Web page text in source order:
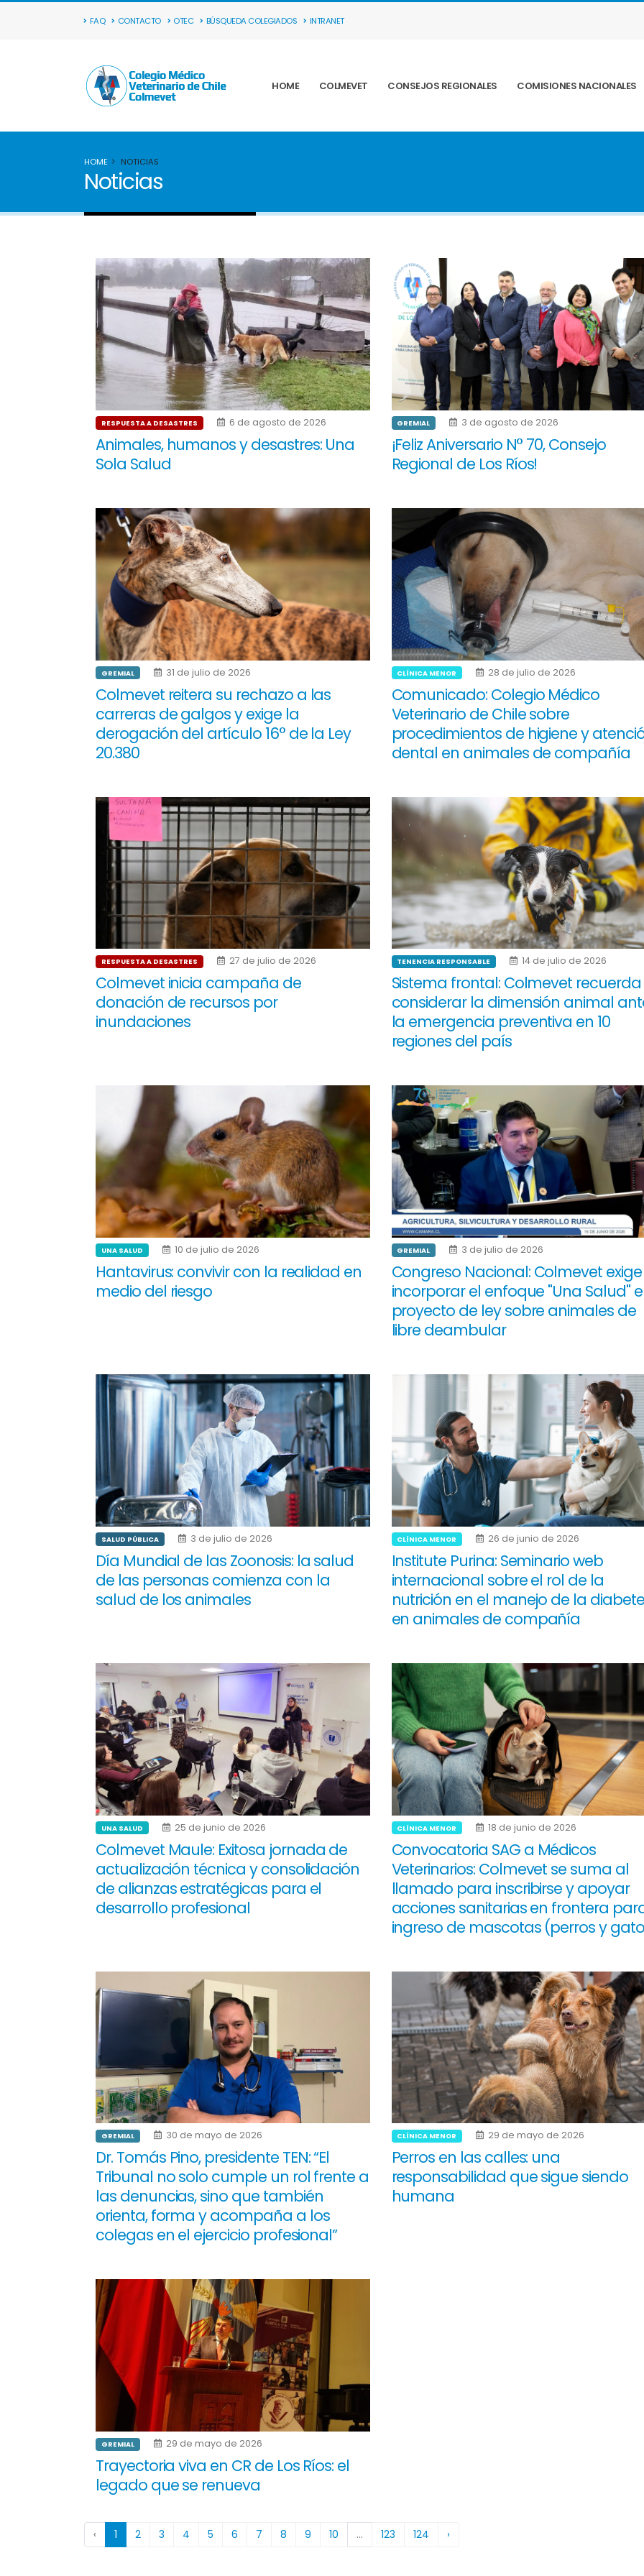
FAQ CONTACTO OTEC BÚSQUEDA COLEGIADOS INTRANET
HOME COLMEVET CONSEJOS REGIONALES COMISIONES NACIONALES
HOME NOTICIAS
Noticias
RESPUESTA A DESASTRES 6 de agosto de 2026
Animales, humanos y desastres: Una
Sola Salud
GREMIAL 3 de agosto de 2026
¡Feliz Aniversario N° 70, Consejo
Regional de Los Ríos!
GREMIAL 31 de julio de 2026
Colmevet reitera su rechazo a las
carreras de galgos y exige la
derogación del artículo 16° de la Ley
20.380
CLÍNICA MENOR 28 de julio de 2026
Comunicado: Colegio Médico
Veterinario de Chile sobre
procedimientos de higiene y
dental en animales de compañía
RESPUESTA A DESASTRES 27 de julio de 2026
Colmevet inicia campaña de
donación de recursos por
inundaciones
TENENCIA RESPONSABLE 14 de julio de 2026
Sistema frontal: Colmevet recuerda
considerar la dimensión animal
la emergencia preventiva en 10
regiones del país
UNA SALUD 10 de julio de 2026
Hantavirus: convivir con la realidad en
medio del riesgo
GREMIAL 3 de julio de 2026
Congreso Nacional: Colmevet exige
incorporar el enfoque "Una Salud"
proyecto de ley sobre animales de
libre deambular
SALUD PÚBLICA 3 de julio de 2026
Día Mundial de las Zoonosis: la salud
de las personas comienza con la
salud de los animales
CLÍNICA MENOR 26 de junio de 2026
Institute Purina: Seminario web
internacional sobre el rol de la
nutrición en el manejo de la
en animales de compañía
UNA SALUD 25 de junio de 2026
Colmevet Maule: Exitosa jornada de
actualización técnica y consolidación
de alianzas estratégicas para el
desarrollo profesional
CLÍNICA MENOR 18 de junio de 2026
Convocatoria SAG a Médicos
Veterinarios: Colmevet se suma al
llamado para inscribirse y apoyar
acciones sanitarias en frontera
ingreso de mascotas (perros y
GREMIAL 30 de mayo de 2026
Dr. Tomás Pino, presidente TEN: “El
Tribunal no solo cumple un rol frente a
las denuncias, sino que también
orienta, forma y acompaña a los
colegas en el ejercicio profesional”
CLÍNICA MENOR 29 de mayo de 2026
Perros en las calles: una
responsabilidad que sigue siendo
humana
GREMIAL 29 de mayo de 2026
Trayectoria viva en CR de Los Ríos: el
legado que se renueva
‹ 1 2 3 4 5 6 7 8 9 10 ... 123 124 ›